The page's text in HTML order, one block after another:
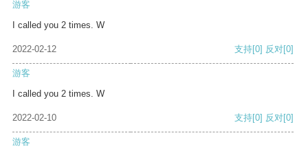
游客
I called you 2 times. W
2022-02-12 支持[0] 反对[0]
游客
I called you 2 times. W
2022-02-10 支持[0] 反对[0]
游客